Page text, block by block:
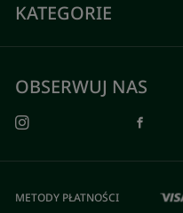
KATEGORIE
OBSERWUJ NAS
METODY PŁATNOŚCI